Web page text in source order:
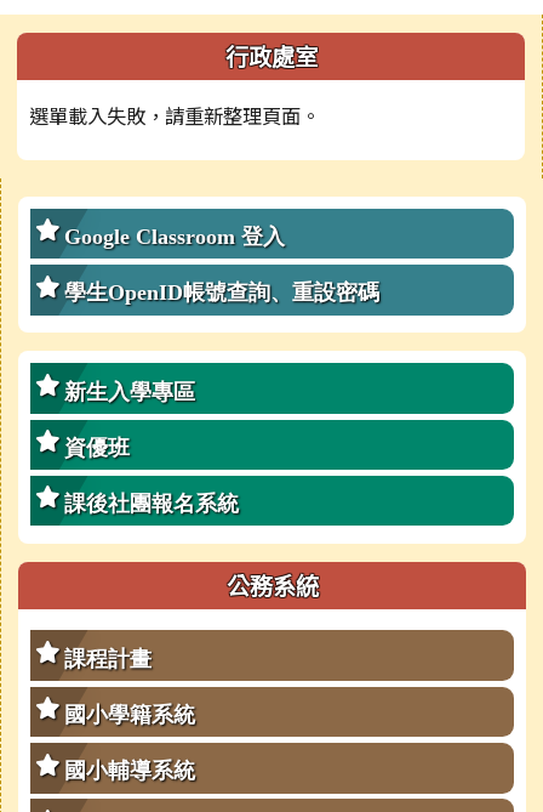
左邊區域內容 行政處室
選單載入失敗，請重新整理頁面。
右邊區域內容
Google Classroom 登入
學生OpenID帳號查詢、重設密碼
新生入學專區
資優班
課後社團報名系統
公務系統
課程計畫
國小學籍系統
國小輔導系統